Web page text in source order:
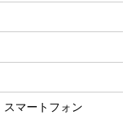
スマートフォン